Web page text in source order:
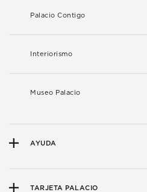
Palacio Contigo
Interiorismo
Museo Palacio
AYUDA
TARJETA PALACIO